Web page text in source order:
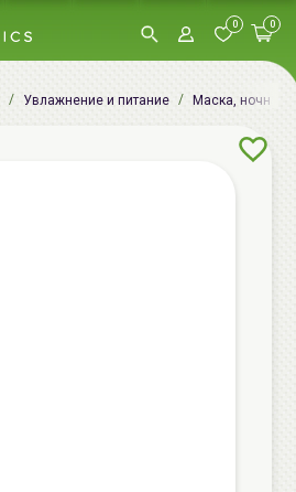
0 0
Увлажнение и питание Маска, ночная